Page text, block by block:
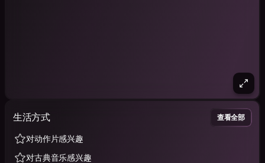
生活方式 查看全部
对动作片感兴趣
对古典音乐感兴趣